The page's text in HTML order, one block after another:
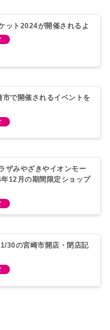
ット2024が開催されるよ
で開催されるイベントを
ザみやざきやイオンモー
12月の期間限定ショップ
30の宮崎市開店・閉店記